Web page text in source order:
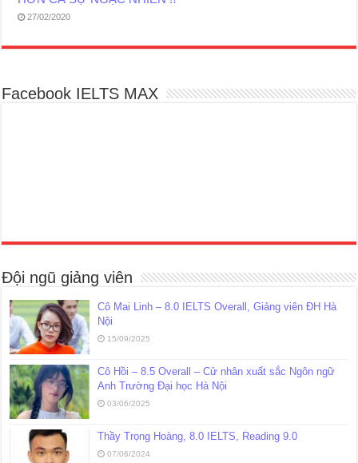
27/02/2020
Facebook IELTS MAX
Đội ngũ giảng viên
Cô Mai Linh – 8.0 IELTS Overall, Giảng viên ĐH Hà
Nội
15/09/2025
Cô Hồi – 8.5 Overall – Cử nhân xuất sắc Ngôn ngữ
Anh Trường Đại học Hà Nội
03/06/2025
Thầy Trọng Hoàng, 8.0 IELTS, Reading 9.0
07/06/2024